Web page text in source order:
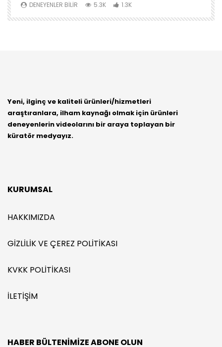
DENEYENLER BILIR 5.3K 1.3K
Yeni, ilginç ve kaliteli ürünleri/hizmetleri
araştıranlara, ilham kaynağı olmak için ürünleri
deneyenlerin videolarını bir araya toplayan bir
küratör medyayız.
KURUMSAL
HAKKIMIZDA
GIZLILIK VE ÇEREZ POLITIKASI
KVKK POLITIKASI
İLETIŞIM
HABER BÜLTENIMIZE ABONE OLUN